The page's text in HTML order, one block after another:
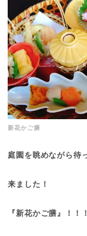
新花かご膳
庭園を眺めながら待
来ました！
『新花かご膳』！！